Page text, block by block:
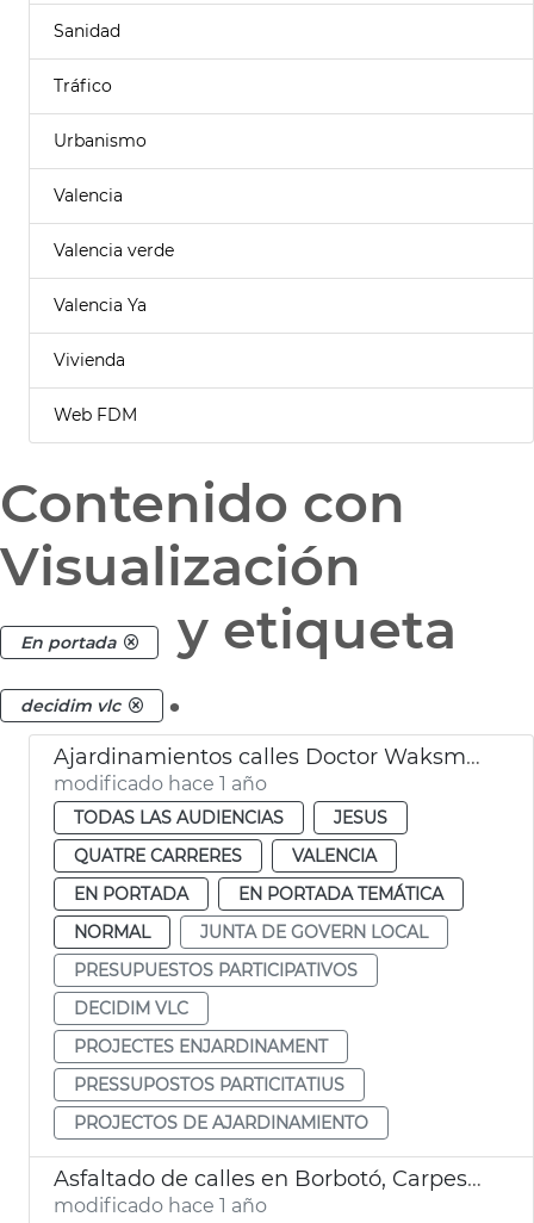
Sanidad
Tráfico
Urbanismo
Valencia
Valencia verde
Valencia Ya
Vivienda
Web FDM
Contenido con
Visualización
En portada y etiqueta
decidim vlc .
Ajardinamientos calles Doctor Waksman y Uruguay València
modificado hace 1 año
TODAS LAS AUDIENCIAS
JESUS
QUATRE CARRERES
VALENCIA
EN PORTADA
EN PORTADA TEMÁTICA
NORMAL
JUNTA DE GOVERN LOCAL
PRESUPUESTOS PARTICIPATIVOS
DECIDIM VLC
PROJECTES ENJARDINAMENT
PRESSUPOSTOS PARTICITATIUS
PROJECTOS DE AJARDINAMIENTO
Asfaltado de calles en Borbotó, Carpesa y Mauella
modificado hace 1 año